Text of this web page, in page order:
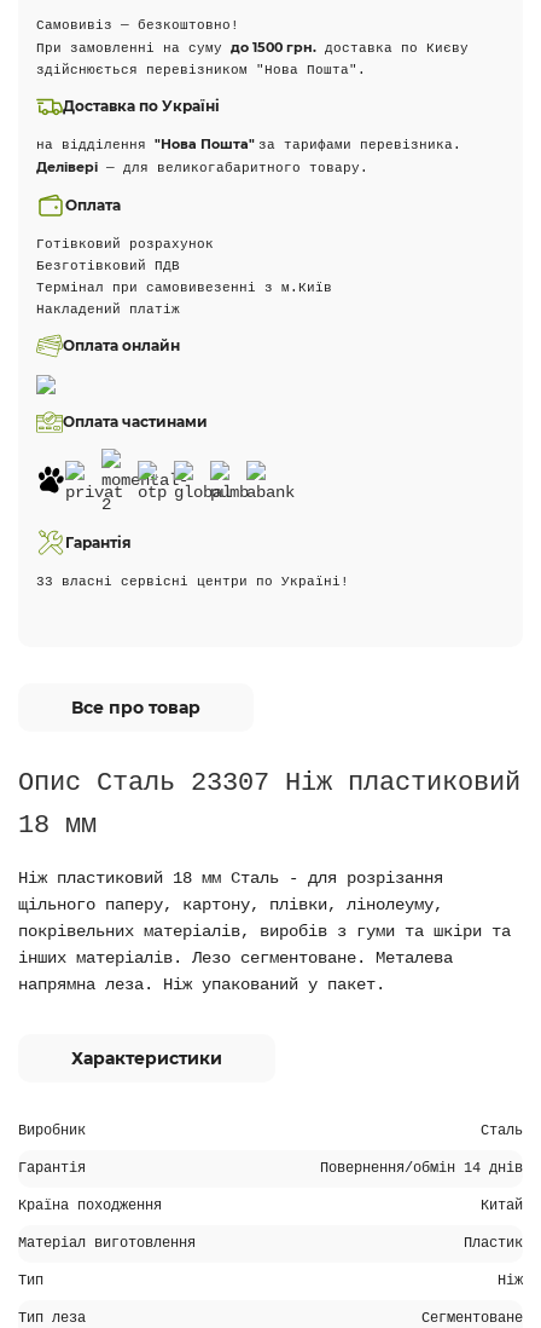
Самовивіз — безкоштовно!
При замовленні на суму до 1500 грн. доставка по Києву
здійснюється перевізником "Нова Пошта".
Доставка по Україні
на відділення "Нова Пошта" за тарифами перевізника.
Делівері — для великогабаритного товару.
Оплата
Готівковий розрахунок
Безготівковий ПДВ
Термінал при самовивезенні з м.Київ
Накладений платіж
Оплата онлайн
Оплата частинами
Гарантія
33 власні сервісні центри по Україні!
Все про товар
Опис Сталь 23307 Ніж пластиковий
18 мм
Ніж пластиковий 18 мм Сталь - для розрізання
щільного паперу, картону, плівки, лінолеуму,
покрівельних матеріалів, виробів з гуми та шкіри та
інших матеріалів. Лезо сегментоване. Металева
напрямна леза. Ніж упакований у пакет.
Характеристики
Виробник Сталь
Гарантія Повернення/обмін 14 днів
Країна походження Китай
Матеріал виготовлення Пластик
Тип Ніж
Тип леза Сегментоване